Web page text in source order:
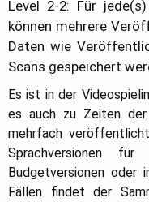
Level 2-2: Für
können mehrere
Daten wie
Scans gespeichert
Es ist in der
es auch zu Zeiten der
mehrfach
Sprachversionen
Budgetversionen oder
Fällen findet der